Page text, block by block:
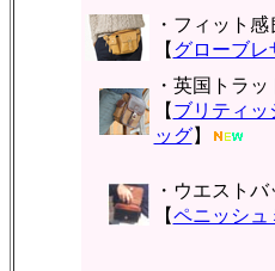
・フィット
【 グローブレ
・英国トラ
【 ブリティッ
ッグ】
・ウエスト
【ペニッシュ